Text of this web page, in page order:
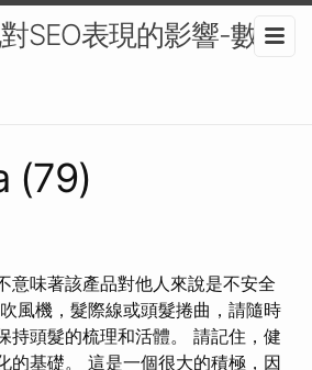
SEO表現的影響-數位
(79)
意味著該產品對他人來說是不安全
風機，髮際線或頭髮捲曲，請隨時
持頭髮的梳理和活體。 請記住，健
的基礎。 這是一個很大的積極，因